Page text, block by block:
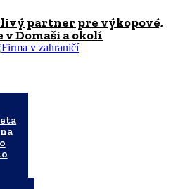
partner pre výkopové,
v Domaši a okolí